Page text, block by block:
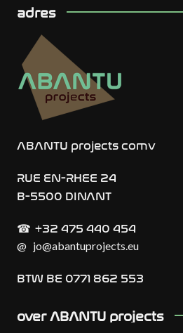
adres
ABANTU projects comv
RUE EN-RHEE 24
B-5500 DINANT
☎︎ +32 475 440 454
@ jo@abantuprojects.eu
BTW BE 0771 862 553
over ABANTU projects